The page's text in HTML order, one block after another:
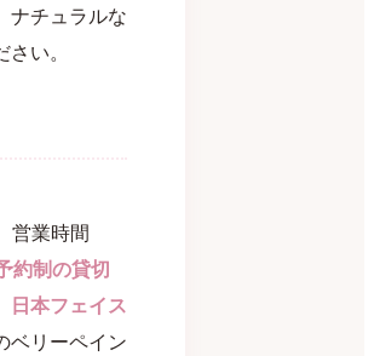
ナチュラルな
い。
営業時間
約制の貸切
日本フェイス
ベリーペイン